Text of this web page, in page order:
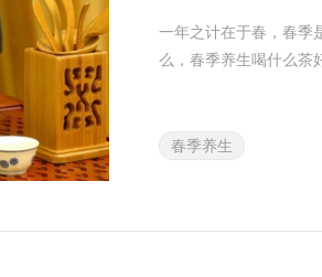
一年之计在于春，春季
么，春季养生喝什么茶
春季养生